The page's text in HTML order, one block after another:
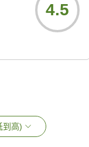
4.5
到高)